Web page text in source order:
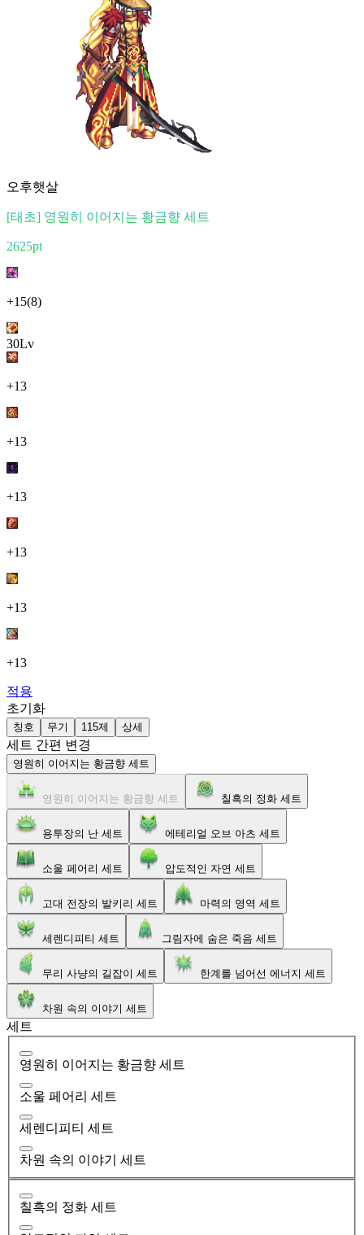
오후햇살
[태초] 영원히 이어지는 황금향 세트
2625pt
+15(8)
30Lv
+13
+13
+13
+13
+13
+13
적용
초기화
칭호 무기 115제 상세
세트 간편 변경
영원히 이어지는 황금향 세트
영원히 이어지는 황금향 세트 칠흑의 정화 세트
용투장의 난 세트 에테리얼 오브 아츠 세트
소울 페어리 세트 압도적인 자연 세트
고대 전장의 발키리 세트 마력의 영역 세트
세렌디피티 세트 그림자에 숨은 죽음 세트
무리 사냥의 길잡이 세트 한계를 넘어선 에너지 세트
차원 속의 이야기 세트
세트
영원히 이어지는 황금향 세트
소울 페어리 세트
세렌디피티 세트
차원 속의 이야기 세트
칠흑의 정화 세트